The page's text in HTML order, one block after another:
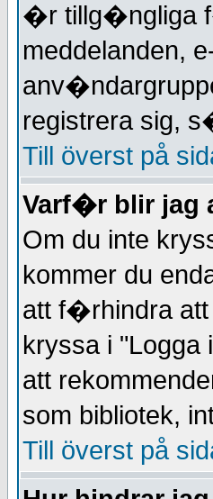
�r tillg�ngliga
meddelanden,
registrera sig,
Till överst på
Varf�r blir jag
Om du inte
kommer du
att f�rhindra
kryssa i "Logga
att
som bibliotek,
Till överst på